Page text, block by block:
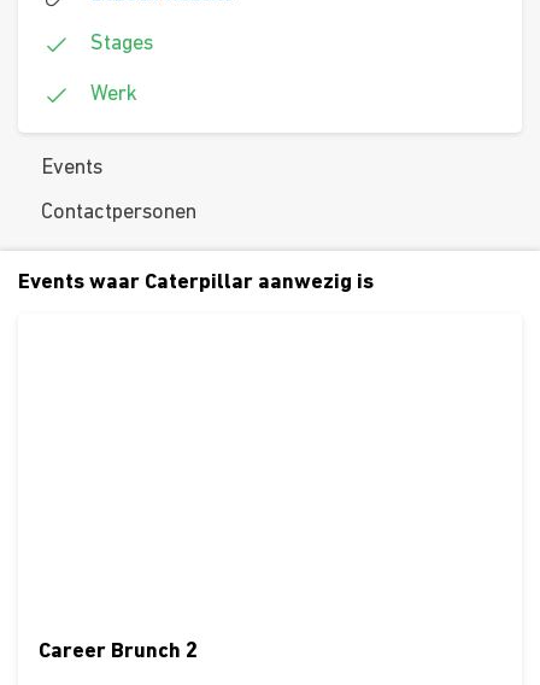
Stages
Werk
Events
Contactpersonen
Events waar Caterpillar aanwezig is
Career Brunch 2